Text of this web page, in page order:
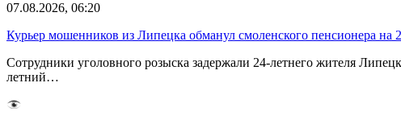
07.08.2026, 06:20
Курьер мошенников из Липецка обманул смоленского пенсионера на
Сотрудники уголовного розыска задержали 24-летнего жителя
летний…